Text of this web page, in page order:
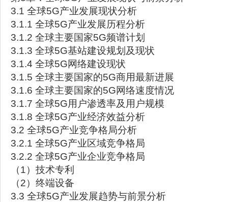
3.1 全球5G产业发展现状分析
3.1.1 全球5G产业发展历程分析
3.1.2 全球主要国家5G频谱计划
3.1.3 全球5G基站建设规划及现状
3.1.4 全球5G网络建设现状
3.1.5 全球主要国家的5G商用最新进展
3.1.6 全球主要国家的5G网络速度情况
3.1.7 全球5G用户渗透率及用户规模
3.1.8 全球5G产业经济效益分析
3.2 全球5G产业竞争格局分析
3.2.1 全球5G产业区域竞争格局
3.2.2 全球5G产业企业竞争格局
（1）技术专利
（2）终端设备
3.3 全球5G产业发展趋势与前景分析